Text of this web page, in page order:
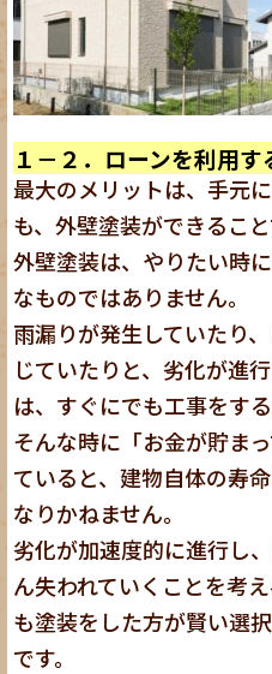
１－２．ローンを利用す
最大のメリットは、手元
も、外壁塗装ができること
外壁塗装は、やりたい時
なものではありません。
雨漏りが発生していたり
じていたりと、劣化が進
は、すぐにでも工事をす
そんな時に「お金が貯ま
ていると、建物自体の寿
なりかねません。
劣化が加速度的に進行し
ん失われていくことを考
も塗装をした方が賢い選
です。